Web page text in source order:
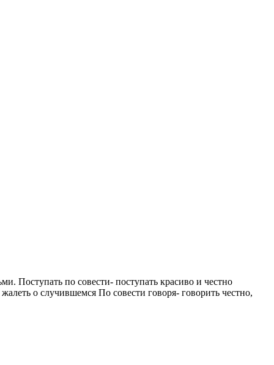
по совести- поступать красиво и честно
о случившемся По совести говоря- говорить честно,